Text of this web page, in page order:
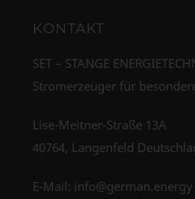
KONTAKT
SET – STANGE
Stromerzeuger für
Lise-Meitner-Straße 13A
40764, Langenfeld
E-Mail: info@german.energy